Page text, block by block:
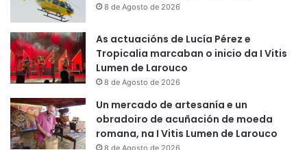
8 de Agosto de 2026
As actuacións de Lucía Pérez e
Tropicalia marcaban o inicio da I Vitis
Lumen de Larouco
8 de Agosto de 2026
Un mercado de artesanía e un
obradoiro de acuñación de moeda
romana, na I Vitis Lumen de Larouco
8 de Agosto de 2026